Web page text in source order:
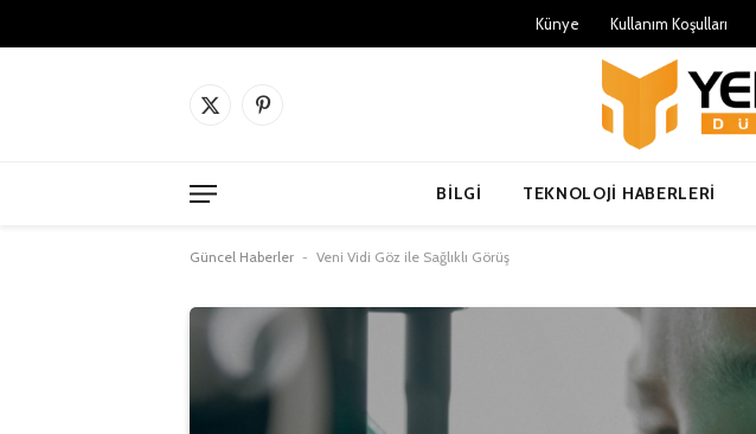
Künye Kullanım Koşulları
X
Pinterest'in
BILGI TEKNOLOJI HABERLERI
Güncel Haberler - Veni Vidi Göz ile Sağlıklı Görüş